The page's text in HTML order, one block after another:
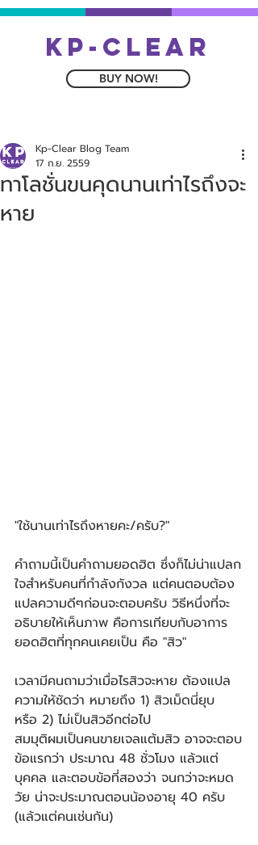
kp-clear
BUY NOW!
ทาโลชั่นขนคุดนานเท่าไรถึงจะ
หาย
Kp-Clear Blog Team
17 ก.ย. 2559
"ใช้นานเท่าไรถึงหายคะ/ครับ?"
คำถามนี้เป็นคำถามยอดฮิต ซึ่งก็ไม่น่าแปลก
ใจสำหรับคนที่กำลังกังวล แต่คนตอบต้อง
แปลความดีๆก่อนจะตอบครับ วิธีหนึ่งที่จะ
อธิบายให้เห็นภาพ คือการเทียบกับอาการ
ยอดฮิตที่ทุกคนเคยเป็น คือ "สิว"
เวลามีคนถามว่าเมื่อไรสิวจะหาย ต้องแปล
ความให้ชัดว่า หมายถึง 1) สิวเม็ดนี่ยุบ
หรือ 2) ไม่เป็นสิวอีกต่อไป
สมมุติผมเป็นคนขายเจลแต้มสิว อาจจะตอบ
ข้อแรกว่า ประมาณ 48 ชั่วโมง แล้วแต่
บุคคล และตอบข้อที่สองว่า จนกว่าจะหมด
วัย น่าจะประมาณตอนน้องอายุ 40 ครับ
(แล้วแต่คนเช่นกัน)